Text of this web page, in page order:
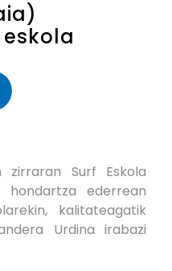
zirraran Surf Eskola
hondartza ederrean
kalitateagatik
Urdina irabazi